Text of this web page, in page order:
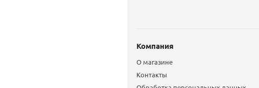
Компания
О магазине
Контакты